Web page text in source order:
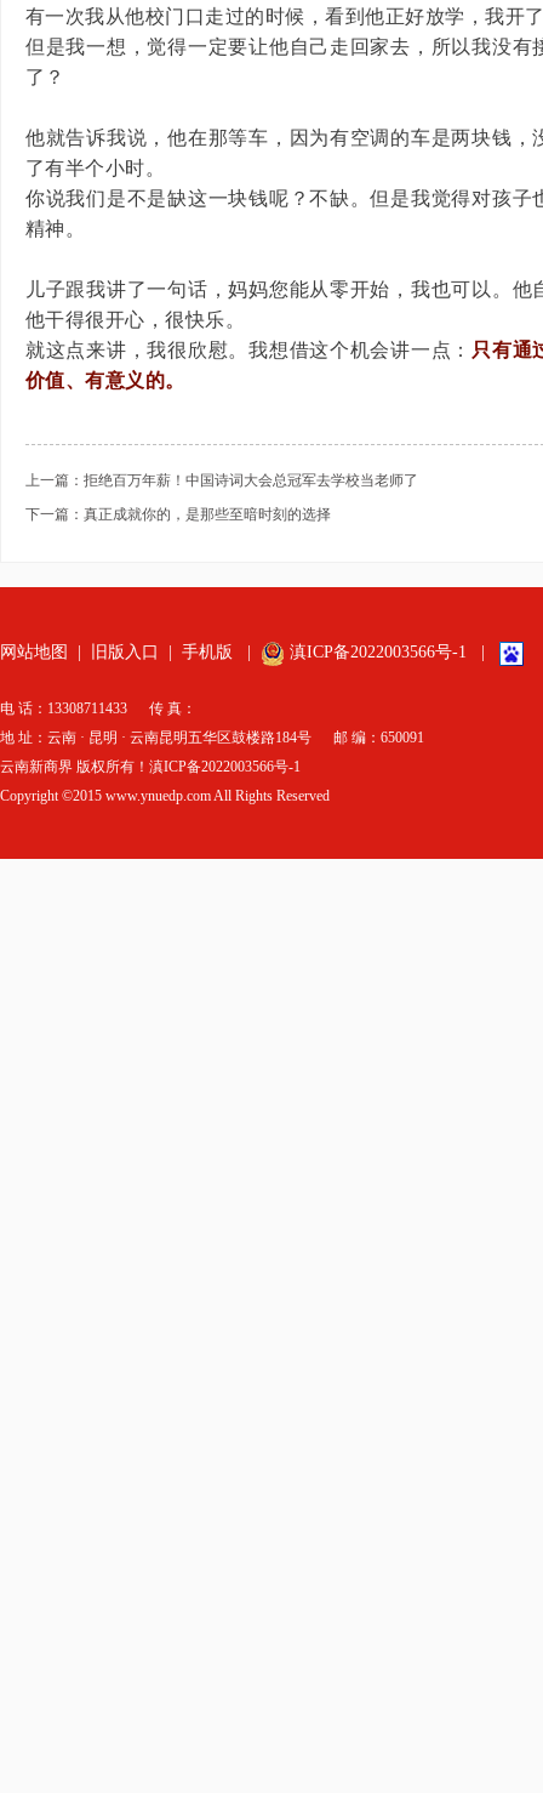
有一次我从他校门口走过的时候，看到他正好放学，我开
但是我一想，觉得一定要让他自己走回家去，所以我没
了？
他就告诉我说，他在那等车，因为有空调的车是两块钱
了有半个小时。
你说我们是不是缺这一块钱呢？不缺。但是我觉得对孩
精神。
儿子跟我讲了一句话，妈妈您能从零开始，我也可以。
他干得很开心，很快乐。
就这点来讲，我很欣慰。我想借这个机会讲一点： 只有通
价值、有意义的。
上一篇：拒绝百万年薪！中国诗词大会总冠军去学校当老师了
下一篇：真正成就你的，是那些至暗时刻的选择
网站地图 旧版入口 手机版 滇ICP备2022003566号-1
电 话：13308711433 传 真：
地 址：云南 · 昆明 · 云南昆明五华区鼓楼路184号 邮 编：650091
云南新商界 版权所有！滇ICP备2022003566号-1
Copyright ©2015 www.ynuedp.com All Rights Reserved